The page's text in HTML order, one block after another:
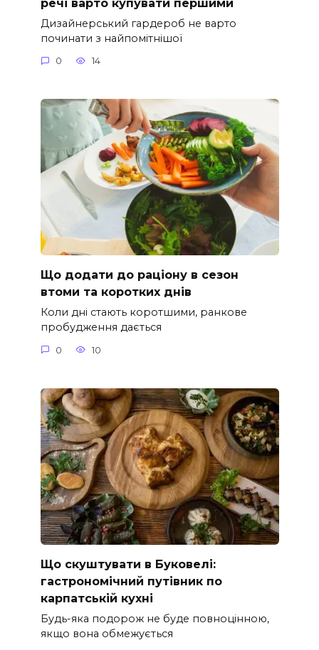
Дизайнерський гардероб не варто
починати з найпомітнішої
0 14
Що додати до раціону в сезон
втоми та коротких днів
Коли дні стають коротшими, ранкове
пробудження дається
0 10
Що скуштувати в Буковелі:
гастрономічний путівник по
карпатській кухні
Будь-яка подорож не буде повноцінною,
якщо вона обмежується